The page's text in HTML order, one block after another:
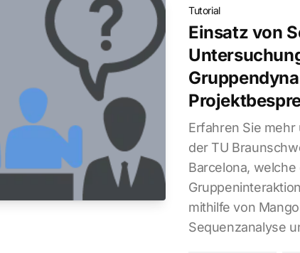
Tutorial
Einsatz von
Erfahren Sie
der TU
Barcelona,
mithilfe von
Sequenzanalyse